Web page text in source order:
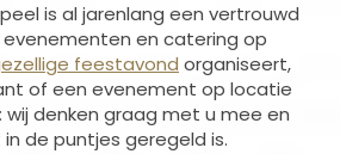
is al jarenlang een vertrouwd
en catering op
feestavond organiseert,
of een evenement op locatie
denken graag met u mee en
de puntjes geregeld is.